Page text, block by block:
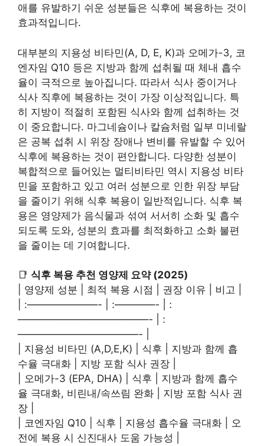
애를 유발하기 쉬운 성분들은 식후에 복용하는 것이
효과적입니다.
대부분의 지용성 비타민(A, D, E, K)과 오메가-3, 코
엔자임 Q10 등은 지방과 함께 섭취될 때 체내 흡수
율이 극적으로 높아집니다. 따라서 식사 중이거나
식사 직후에 복용하는 것이 가장 이상적입니다. 특
히 지방이 적절히 포함된 식사와 함께 섭취하는 것
이 중요합니다. 마그네슘이나 칼슘처럼 일부 미네랄
은 공복 섭취 시 위장 장애나 변비를 유발할 수 있어
식후에 복용하는 것이 편안합니다. 다양한 성분이
복합적으로 들어있는 멀티비타민 역시 지용성 비타
민을 포함하고 있고 여러 성분으로 인한 위장 부담
을 줄이기 위해 식후 복용이 일반적입니다. 식후 복
용은 영양제가 음식물과 섞여 서서히 소화 및 흡수
되도록 도와, 성분의 효과를 최적화하고 소화 불편
을 줄이는 데 기여합니다.
📑 식후 복용 추천 영양제 요약 (2025)
| 영양제 성분 | 최적 복용 시점 | 권장 이유 | 비고 |
| :———————- | :————- | :
—————————————- | :
————————————- |
| 지용성 비타민 (A,D,E,K) | 식후 | 지방과 함께 흡
수율 극대화 | 지방 포함 식사 권장 |
| 오메가-3 (EPA, DHA) | 식후 | 지방과 함께 흡수
율 극대화, 비린내/속쓰림 완화 | 지방 포함 식사 권
장 |
| 코엔자임 Q10 | 식후 | 지용성 흡수율 극대화 | 오
전에 복용 시 신진대사 도움 가능성 |